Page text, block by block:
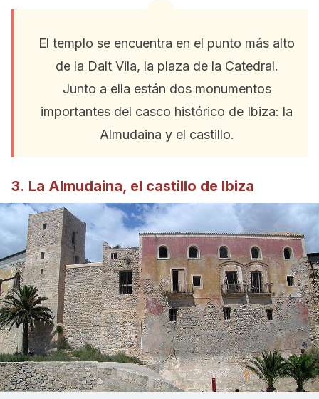
El templo se encuentra en el punto más alto
de la Dalt Vila, la plaza de la Catedral.
Junto a ella están dos monumentos
importantes del casco histórico de Ibiza: la
Almudaina y el castillo.
3. La Almudaina, el castillo de Ibiza